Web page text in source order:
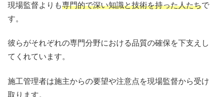
現場監督よりも専門的で深い知識と技術を持った人たちで
す。
彼らがそれぞれの専門分野における品質の確保を下支えし
てくれています。
施工管理者は施主からの要望や注意点を現場監督から受け
取ります。